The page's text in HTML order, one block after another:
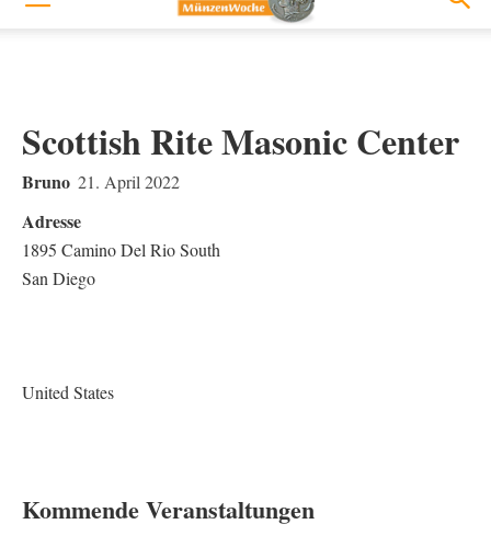
Scottish Rite Masonic Center
Bruno 21. April 2022
Adresse
1895 Camino Del Rio South
San Diego
United States
Kommende Veranstaltungen